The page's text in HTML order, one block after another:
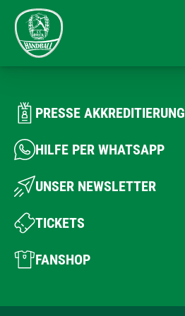
PRESSE AKKREDITIERUNG
HILFE PER WHATSAPP
UNSER NEWSLETTER
TICKETS
FANSHOP